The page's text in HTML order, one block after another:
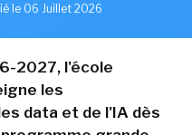
le 06 Juillet 2026
2027, l'école
les
data et de l'IA dès